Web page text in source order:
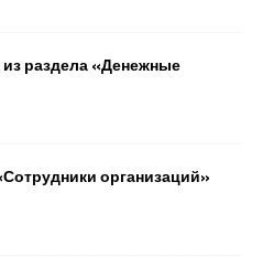
раздела «Денежные
организаций»